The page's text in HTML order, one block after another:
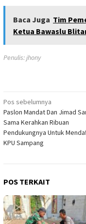
Baca Juga Tim
Ketua Bawaslu
Penulis: jhony
Navigasi
pos
Pos sebelumnya
Paslon Mandat Dan Jimad
Sama Kerahkan Ribuan
Pendukungnya Untuk
KPU Sampang
POS TERKAIT